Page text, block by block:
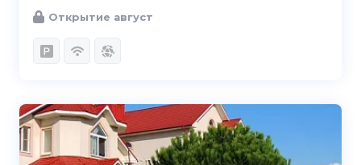
Открытие август